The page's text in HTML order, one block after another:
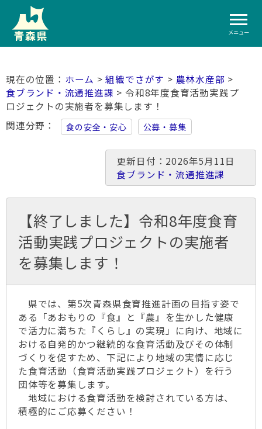
メニュー
ホーム >組織でさがす > 農林水産部 >
食ブランド・流通推進課 > 令和8年度食育活動実践プ
ロジェクトの実施者を募集します！
関連分野
食の安全・安心 公募・募集
更新日付：2026年5月11日
食ブランド・流通推進課
【終了しました】令和8年度食育
活動実践プロジェクトの実施者
を募集します！
県では、第5次青森県食育推進計画の目指す姿で
ある「あおもりの『食』と『農』を生かした健康
で活力に満ちた『くらし』の実現」に向け、地域に
おける自発的かつ継続的な食育活動及びその体制
づくりを促すため、下記により地域の実情に応じ
た食育活動（食育活動実践プロジェクト）を行う
団体等を募集します。
地域における食育活動を検討されている方は、
積極的にご応募ください！